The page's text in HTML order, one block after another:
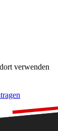
verwenden